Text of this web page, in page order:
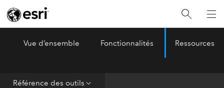
ArcGIS Pro
Vue d’ensemble Fonctionnalités Ressources
Référence des outils